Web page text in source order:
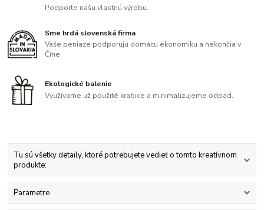
Podporte našu vlastnú výrobu.
Sme hrdá slovenská firma
Vaše peniaze podporujú domácu ekonomiku a nekončia v
Číne.
Ekologické balenie
Využívame už použité krabice a minimalizujeme odpad.
Tu sú všetky detaily, ktoré potrebujete vedieť o tomto kreatívnom
produkte:
Parametre